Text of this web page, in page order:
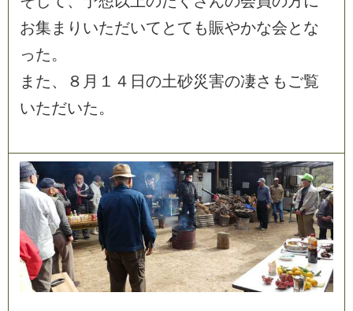
お集 ま り いただいて と て も賑やかな会と な
った。
ま た、 ８ 月 １ ４ 日 の土砂災害の凄さ も ご覧
いただいた。